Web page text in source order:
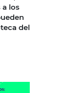
a los
del